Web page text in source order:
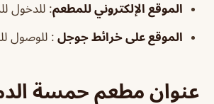
الموقع الإلكتروني للمطعم: للدخول
الموقع على خرائط جوجل : للوصول
عنوان مطعم حمسة